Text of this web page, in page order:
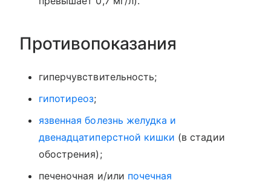
Противопоказания
гиперчувствительность;
гипотиреоз;
язвенная болезнь желудка и
двенадцатиперстной кишки (в стадии
обострения);
печеночная и/или почечная